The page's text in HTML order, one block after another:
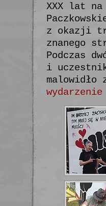
XXX lat
z okazji
znanego
Podczas
i
malowidło